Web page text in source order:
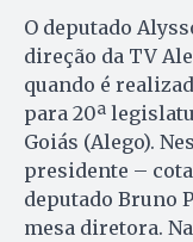
O deputado
direção da TV
quando é
para 20ª
Goiás (Alego).
presidente –
deputado Bruno
mesa diretora.